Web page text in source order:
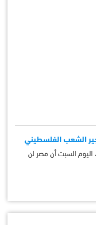
الشعب الفلسطيني
اليوم السبت أن مصر لن